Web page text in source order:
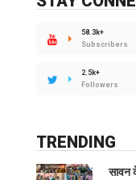
58.3k+
Subscribers
2.5k+
Followers
TRENDING
सावन